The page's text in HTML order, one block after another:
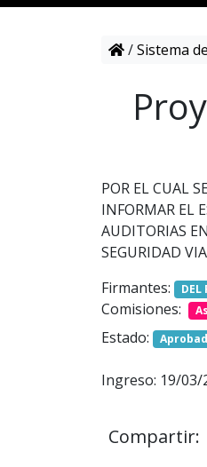
/Sistema
POR EL CUAL
INFORMAR EL
AUDITORIAS
SEGURIDAD
Firmantes:
DEL
Comisiones:
Estado:
Ingreso: 19/03/
Compartir: